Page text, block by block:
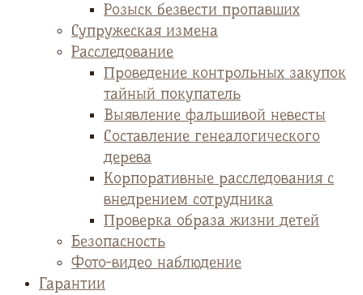
Розыск безвести пропавших
Супружеская измена
Расследование
Проведение контрольных закупок
тайный покупатель
Выявление фальшивой невесты
Cоставление генеалогического
дерева
Корпоративные расследования с
внедрением сотрудника
Проверка образа жизни детей
Безопасность
Фото-видео наблюдение
Гарантии